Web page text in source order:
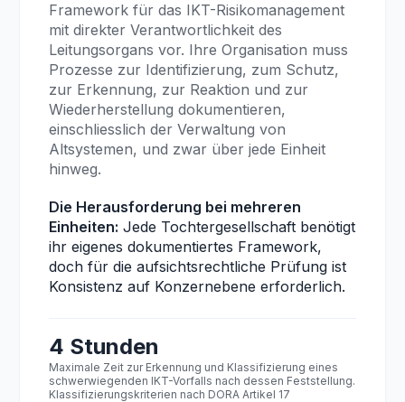
Framework für das IKT-Risikomanagement
mit direkter Verantwortlichkeit des
Leitungsorgans vor. Ihre Organisation muss
Prozesse zur Identifizierung, zum Schutz,
zur Erkennung, zur Reaktion und zur
Wiederherstellung dokumentieren,
einschliesslich der Verwaltung von
Altsystemen, und zwar über jede Einheit
hinweg.
Die Herausforderung bei mehreren
Einheiten: Jede Tochtergesellschaft benötigt
ihr eigenes dokumentiertes Framework,
doch für die aufsichtsrechtliche Prüfung ist
Konsistenz auf Konzernebene erforderlich.
4 Stunden
Maximale Zeit zur Erkennung und Klassifizierung eines
schwerwiegenden IKT-Vorfalls nach dessen Feststellung.
Klassifizierungskriterien nach DORA Artikel 17